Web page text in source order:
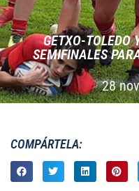
GETXO-TOLEDO
SEMIFINALES
28
COMPÁRTELA: